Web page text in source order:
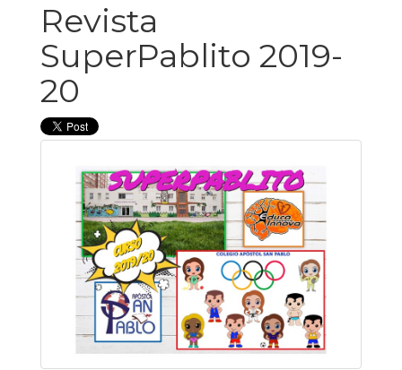
Revista
SuperPablito 2019-
20